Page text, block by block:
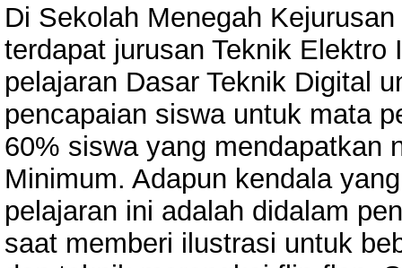
Di Sekolah Menegah
terdapat jurusan Teknik
pelajaran Dasar Teknik Digital
pencapaian siswa untuk mata
60% siswa yang mendapatkan
Minimum. Adapun kendala
pelajaran ini adalah didalam
saat memberi ilustrasi untuk